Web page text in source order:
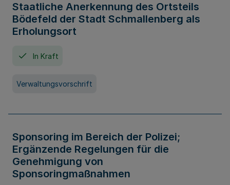
Staatliche Anerkennung des Ortsteils
Bödefeld der Stadt Schmallenberg als
Erholungsort
In Kraft
Verwaltungsvorschrift
Sponsoring im Bereich der Polizei;
Ergänzende Regelungen für die
Genehmigung von
Sponsoringmaßnahmen